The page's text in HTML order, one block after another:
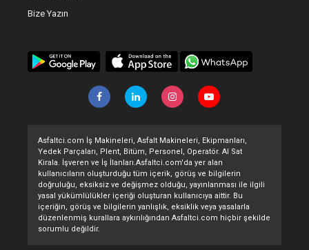
Bize Yazın
Asfaltci.com İş Makineleri, Asfalt Makineleri, Ekipmanları,
Yedek Parçaları, Plent, Bitüm, Personel, Operatör. Al Sat
Kirala. İşveren ve İş İlanları.Asfaltci.com'da yer alan
kullanıcıların oluşturduğu tüm içerik, görüş ve bilgilerin
doğruluğu, eksiksiz ve değişmez olduğu, yayınlanması ile ilgili
yasal yükümlülükler içeriği oluşturan kullanıcıya aittir. Bu
içeriğin, görüş ve bilgilerin yanlışlık, eksiklik veya yasalarla
düzenlenmiş kurallara aykırılığından Asfaltci.com hiçbir şekilde
sorumlu değildir.